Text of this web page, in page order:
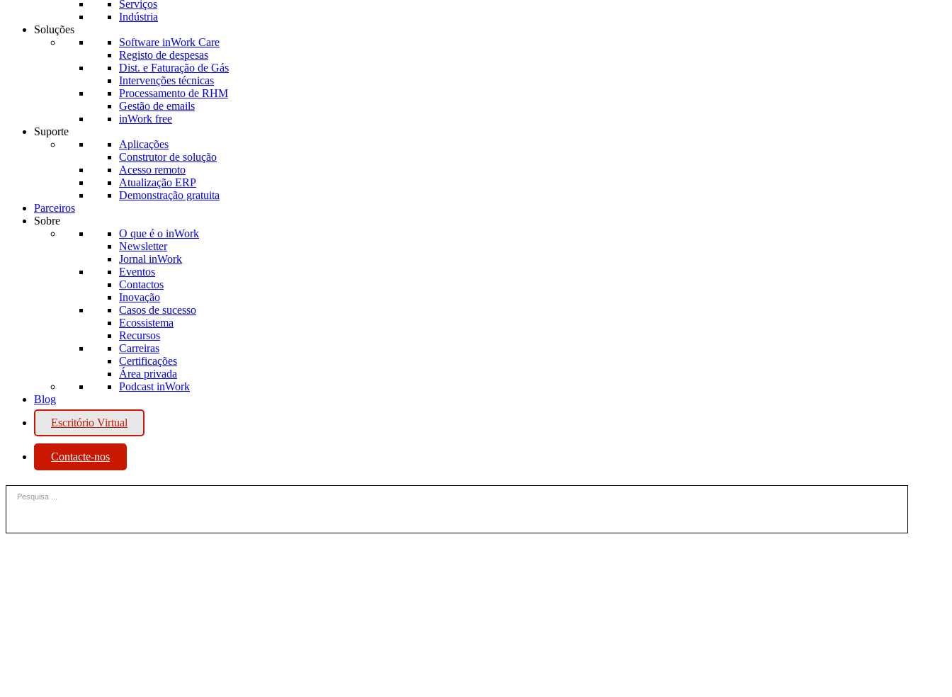
Serviços
Indústria
Soluções
Software inWork Care
Registo de despesas
Dist. e Faturação de Gás
Intervenções técnicas
Processamento de RHM
Gestão de emails
inWork free
Suporte
Aplicações
Construtor de solução
Acesso remoto
Atualização ERP
Demonstração gratuita
Parceiros
Sobre
O que é o inWork
Newsletter
Jornal inWork
Eventos
Contactos
Inovação
Casos de sucesso
Ecossistema
Recursos
Carreiras
Certificações
Área privada
Podcast inWork
Blog
Escritório Virtual
Contacte-nos